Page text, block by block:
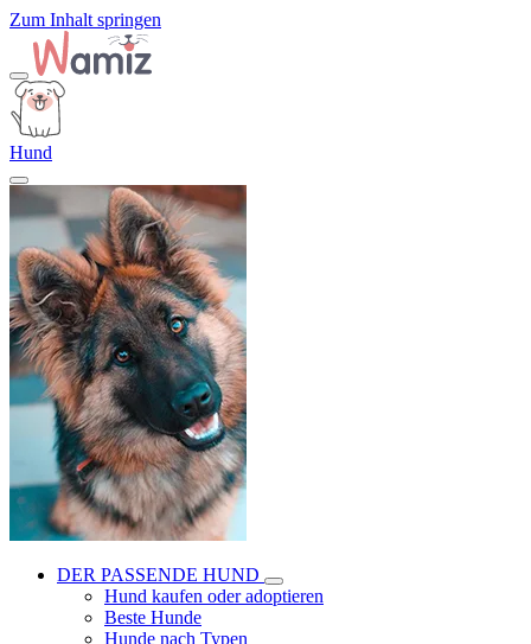
Zum Inhalt springen
Hund
DER PASSENDE HUND
Hund kaufen oder adoptieren
Beste Hunde
Hunde nach Typen